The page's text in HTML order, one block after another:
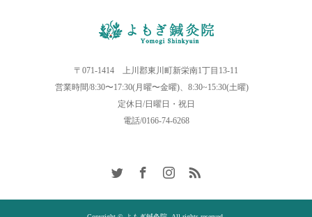
〒071-1414 上川郡東川町新栄南1丁目13-11
営業時間/8:30〜17:30(月曜〜金曜)、8:30~15:30(土曜)
定休日/日曜日・祝日
電話/0166-74-6268